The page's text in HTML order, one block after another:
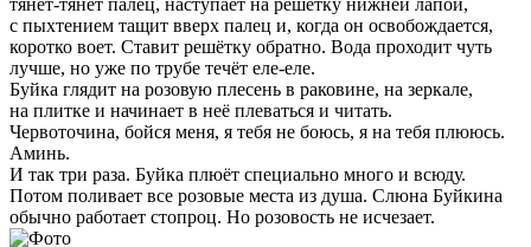
с пыхтением тащит вверх палец и, когда он освобождается,
коротко воет. Ставит решётку обратно. Вода проходит чуть
лучше, но уже по трубе течёт еле-еле.
Буйка глядит на розовую плесень в раковине, на зеркале,
на плитке и начинает в неё плеваться и читать.
Червоточина, бойся меня, я тебя не боюсь, я на тебя плююсь.
Аминь.
И так три раза. Буйка плюёт специально много и всюду.
Потом поливает все розовые места из душа. Слюна Буйкина
обычно работает стопроц. Но розовость не исчезает.